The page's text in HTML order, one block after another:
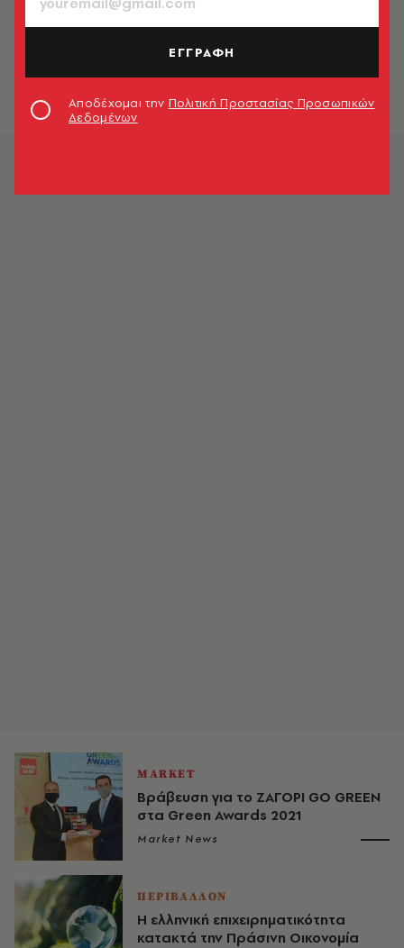
MARKET
Βίκος: Αρωγός στην Ομάδα
Μπάσκετ με Αμαξίδιο
Market News
MARKET
Βράβευση για το ΖΑΓΟΡΙ GO GREEN
στα Green Awards 2021
Market News
ΠΕΡΙΒΑΛΛΟΝ
Η ελληνική επιχειρηματικότητα
κατακτά την Πράσινη Οικονομία
ΕΓΓΡΑΦΗ
Αποδέχομαι την Πολιτική Προστασίας Προσωπικών
Δεδομένων